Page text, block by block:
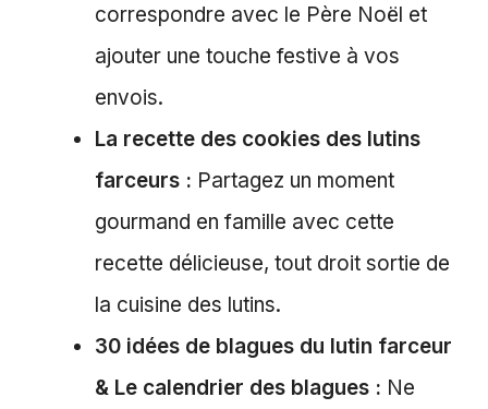
correspondre avec le Père Noël et
ajouter une touche festive à vos
envois.
La recette des cookies des lutins
farceurs : Partagez un moment
gourmand en famille avec cette
recette délicieuse, tout droit sortie de
la cuisine des lutins.
30 idées de blagues du lutin farceur
& Le calendrier des blagues : Ne